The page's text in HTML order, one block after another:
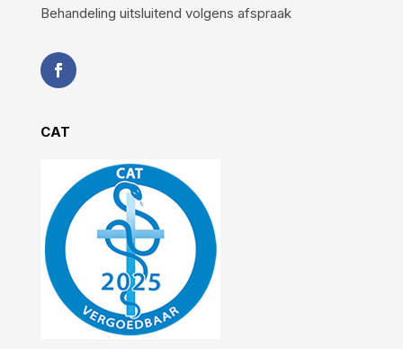
Behandeling uitsluitend volgens afspraak
CAT